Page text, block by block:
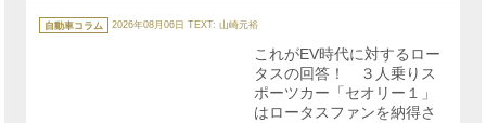
テ
ゴ
自動車コラム 2026年08月06日 TEXT: 山崎元裕
これがEV時代に対するロー
タスの回答！ ３人乗りス
ポーツカー「セオリー１」
はロータスファンを納得さ